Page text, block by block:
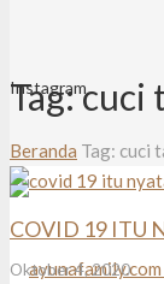
Instagram
Tag:cuci
Beranda Tag: cuci
COVID 19 ITU
Oktober 4, 2020